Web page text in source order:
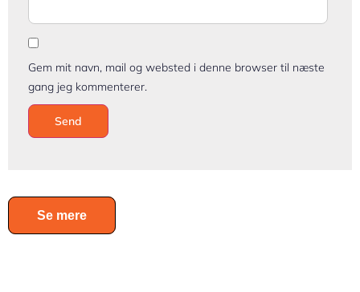
Gem mit navn, mail og websted i denne browser til næste
gang jeg kommenterer.
Se mere